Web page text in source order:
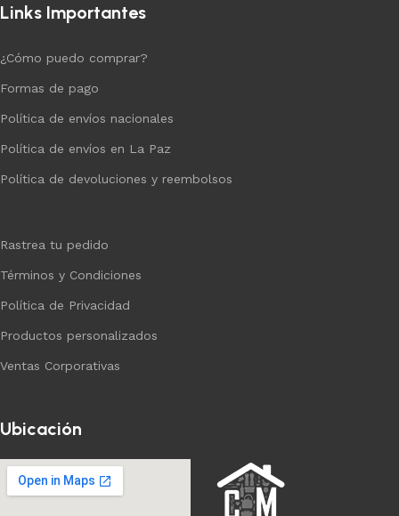
Links Importantes
¿Cómo puedo comprar?
Formas de pago
Política de envíos nacionales
Política de envíos en La Paz
Política de devoluciones y reembolsos
Rastrea tu pedido
Términos y Condiciones
Política de Privacidad
Productos personalizados
Ventas Corporativas
Ubicación